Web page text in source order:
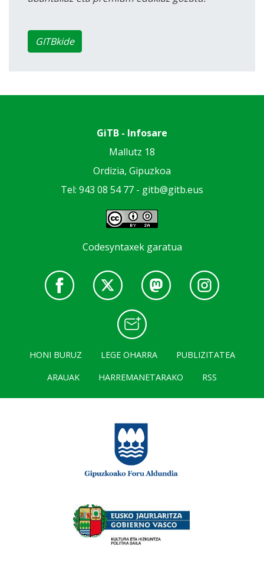
GITBkide
GiTB - Infosare
Mallutz 18
Ordizia, Gipuzkoa
Tel: 943 08 54 77 - gitb@gitb.eus
Codesyntaxek garatua
HONI BURUZ LEGE OHARRA
PUBLIZITATEA
ARAUAK
HARREMANETARAKO RSS